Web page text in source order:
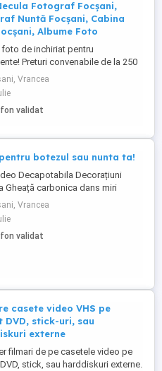
Fotograf Focșani,
Nuntă Focșani, Cabina
Albume Foto
foto de inchiriat pentru
Preturi convenabile de la 250
oră! Imprimantă foto
calitate laborator 12
per print! Fotograf Focșani,
nunta Focșani, Raul Necula.
Vrancea
validat
botezul sau nunta ta!
Decapotabila Decorațiuni
Gheață carbonica dans miri
permite locația Cabina foto
foto
Vrancea
validat
casete video VHS pe
DVD, stick-uri, sau
externe
filmari de pe casetele video pe
stick, sau harddiskuri externe.